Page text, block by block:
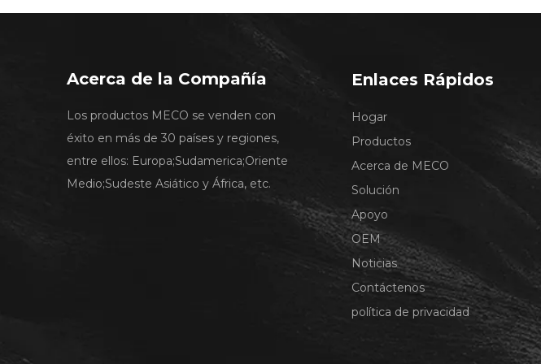
Acerca de la Compañía
Los productos MECO se venden con
éxito en más de 30 países y regiones,
entre ellos: Europa;Sudamerica;Oriente
Medio;Sudeste Asiático y África, etc.
Enlaces Rápidos
Hogar
Productos
Acerca de MECO
Solución
Apoyo
OEM
Noticias
Contáctenos
política de privacidad